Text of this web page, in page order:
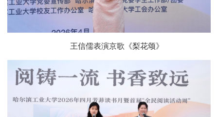
王信儒表演京歌《梨花颂》